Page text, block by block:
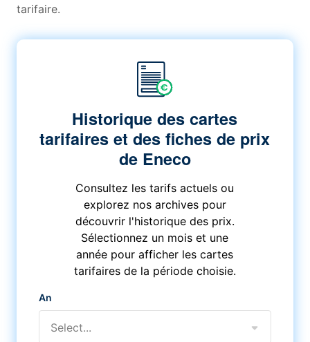
tarifaire.
Historique des cartes
tarifaires et des fiches de prix
de Eneco
Consultez les tarifs actuels ou
explorez nos archives pour
découvrir l'historique des prix.
Sélectionnez un mois et une
année pour afficher les cartes
tarifaires de la période choisie.
An
Select...